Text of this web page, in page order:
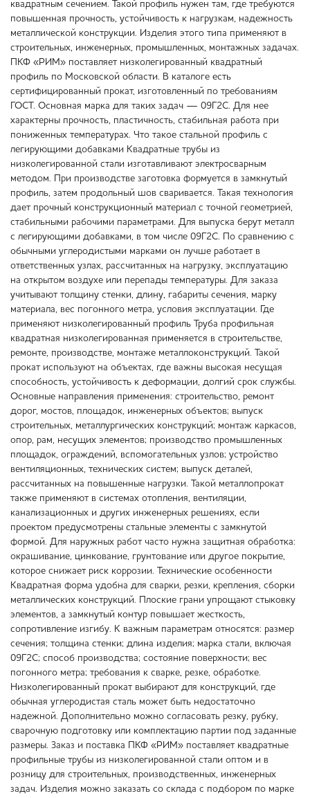
квадратным сечением. Такой профиль нужен там, где требуются
повышенная прочность, устойчивость к нагрузкам, надежность
металлической конструкции. Изделия этого типа применяют в
строительных, инженерных, промышленных, монтажных задачах.
ПКФ «РИМ» поставляет низколегированный квадратный
профиль по Московской области. В каталоге есть
сертифицированный прокат, изготовленный по требованиям
ГОСТ. Основная марка для таких задач — 09Г2С. Для нее
характерны прочность, пластичность, стабильная работа при
пониженных температурах. Что такое стальной профиль с
легирующими добавками Квадратные трубы из
низколегированной стали изготавливают электросварным
методом. При производстве заготовка формуется в замкнутый
профиль, затем продольный шов сваривается. Такая технология
дает прочный конструкционный материал с точной геометрией,
стабильными рабочими параметрами. Для выпуска берут металл
с легирующими добавками, в том числе 09Г2С. По сравнению с
обычными углеродистыми марками он лучше работает в
ответственных узлах, рассчитанных на нагрузку, эксплуатацию
на открытом воздухе или перепады температуры. Для заказа
учитывают толщину стенки, длину, габариты сечения, марку
материала, вес погонного метра, условия эксплуатации. Где
применяют низколегированный профиль Труба профильная
квадратная низколегированная применяется в строительстве,
ремонте, производстве, монтаже металлоконструкций. Такой
прокат используют на объектах, где важны высокая несущая
способность, устойчивость к деформации, долгий срок службы.
Основные направления применения: строительство, ремонт
дорог, мостов, площадок, инженерных объектов; выпуск
строительных, металлургических конструкций; монтаж каркасов,
опор, рам, несущих элементов; производство промышленных
площадок, ограждений, вспомогательных узлов; устройство
вентиляционных, технических систем; выпуск деталей,
рассчитанных на повышенные нагрузки. Такой металлопрокат
также применяют в системах отопления, вентиляции,
канализационных и других инженерных решениях, если
проектом предусмотрены стальные элементы с замкнутой
формой. Для наружных работ часто нужна защитная обработка:
окрашивание, цинкование, грунтование или другое покрытие,
которое снижает риск коррозии. Технические особенности
Квадратная форма удобна для сварки, резки, крепления, сборки
металлических конструкций. Плоские грани упрощают стыковку
элементов, а замкнутый контур повышает жесткость,
сопротивление изгибу. К важным параметрам относятся: размер
сечения; толщина стенки; длина изделия; марка стали, включая
09Г2С; способ производства; состояние поверхности; вес
погонного метра; требования к сварке, резке, обработке.
Низколегированный прокат выбирают для конструкций, где
обычная углеродистая сталь может быть недостаточно
надежной. Дополнительно можно согласовать резку, рубку,
сварочную подготовку или комплектацию партии под заданные
размеры. Заказ и поставка ПКФ «РИМ» поставляет квадратные
профильные трубы из низколегированной стали оптом и в
розницу для строительных, производственных, инженерных
задач. Изделия можно заказать со склада с подбором по марке